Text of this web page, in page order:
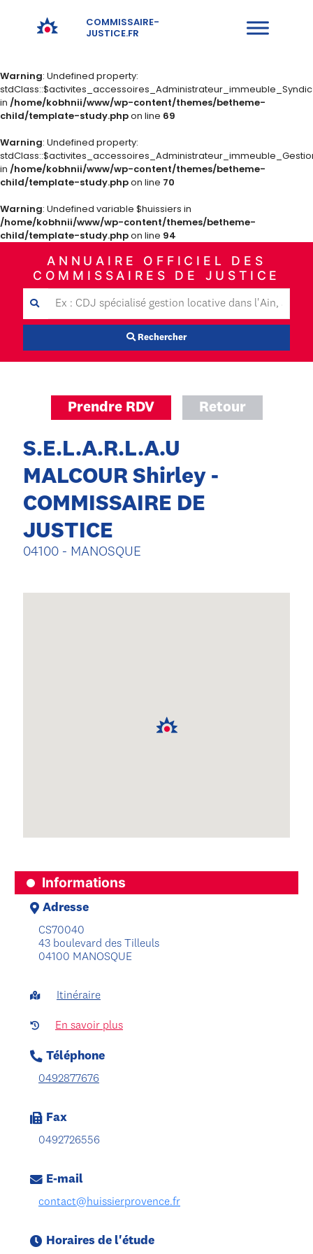
COMMISSAIRE-
JUSTICE.FR
Warning: Undefined property:
in /home/kobhnii/www/wp-content/themes/betheme-
child/template-study.phpon line 69
Warning: Undefined property:
in /home/kobhnii/www/wp-content/themes/betheme-
child/template-study.phpon line 70
Warning: Undefined variable $huissiers in
/home/kobhnii/www/wp-content/themes/betheme-
child/template-study.phpon line 94
ANNUAIRE OFFICIEL DES
COMMISSAIRES DE JUSTICE
Rechercher
S.E.L.A.R.L.A.U
MALCOUR Shirley -
COMMISSAIRE DE
JUSTICE
04100 - MANOSQUE
Prendre RDV Retour
Informations
Adresse
CS70040
43 boulevard des Tilleuls
04100 MANOSQUE
Itinéraire
En savoir plus
Téléphone
0492877676
Fax
0492726556
E-mail
contact@huissierprovence.fr
Horaires de l'étude